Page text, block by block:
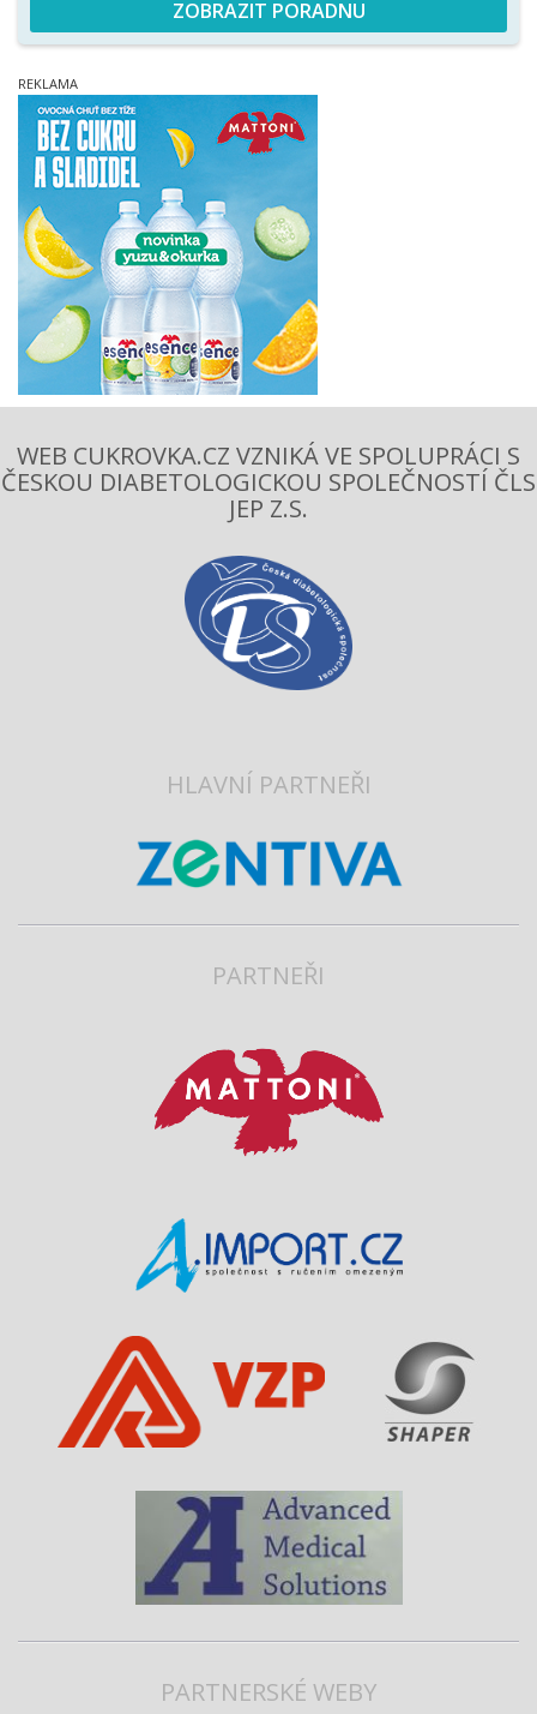
ZOBRAZIT PORADNU
WEB CUKROVKA.CZ VZNIKÁ VE SPOLUPRÁCI S
ČESKOU DIABETOLOGICKOU SPOLEČNOSTÍ ČLS
JEP Z.S.
HLAVNÍ PARTNEŘI
PARTNEŘI
PARTNERSKÉ WEBY